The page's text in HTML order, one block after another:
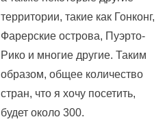
территории, такие как Гонконг,
Фарерские острова, Пуэрто-
Рико и многие другие. Таким
образом, общее количество
стран, что я хочу посетить,
будет около 300.